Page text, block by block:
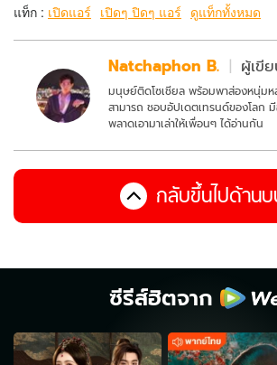
แท็ก : เปิดแอร์ เปิดๆ ปิดๆ แอร์ ดูแท็กทั้งหมด
Natchaphon B. ผู้เขี
มนุษย์ติดโซเชียล พร้อมพาส่องหนุ่มห
สามารถ ชอบอัปเดตเทรนด์ของโลก
พลาดเอามาเล่าให้เพื่อนๆ ได้อ่านกัน
กลับขึ้นไปด้าน
ซีรีส์ฮิตจาก